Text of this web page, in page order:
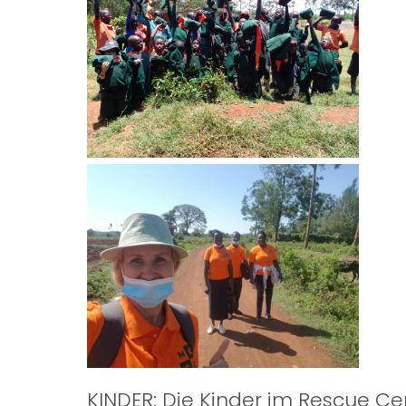
KINDER: Die Kinder im Rescue